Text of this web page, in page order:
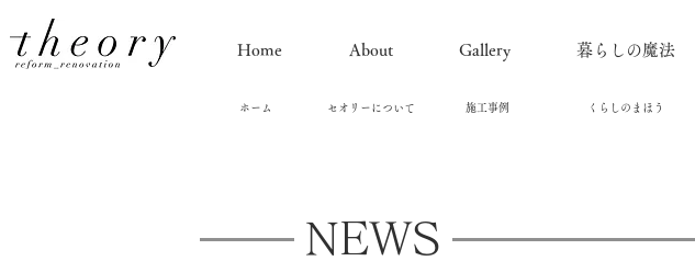
Home About Gallery 暮らしの魔法
​ホーム セオリーについて 施工事例 くらしのまほう
NEWS